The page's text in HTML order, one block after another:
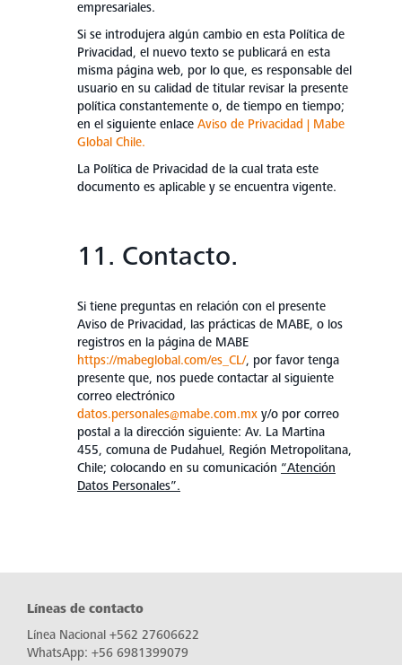
empresariales.
Si se introdujera algún cambio en esta Política de
Privacidad, el nuevo texto se publicará en esta
misma página web, por lo que, es responsable del
usuario en su calidad de titular revisar la presente
política constantemente o, de tiempo en tiempo;
en el siguiente enlace Aviso de Privacidad | Mabe
Global Chile.
La Política de Privacidad de la cual trata este
documento es aplicable y se encuentra vigente.
11. Contacto.
Si tiene preguntas en relación con el presente
Aviso de Privacidad, las prácticas de MABE, o los
registros en la página de MABE
https://mabeglobal.com/es_CL/, por favor tenga
presente que, nos puede contactar al siguiente
correo electrónico
datos.personales@mabe.com.mx y/o por correo
postal a la dirección siguiente: Av. La Martina
455, comuna de Pudahuel, Región Metropolitana,
Chile; colocando en su comunicación “Atención
Datos Personales”.
Líneas de contacto
Línea Nacional +562 27606622
WhatsApp: +56 6981399079